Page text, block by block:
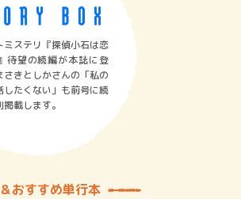
ミステリ『探偵小石は恋
待望の続編が本誌に登
きとしかさんの「私の
したくない」も前号に続
載します。
おすすめ単行本